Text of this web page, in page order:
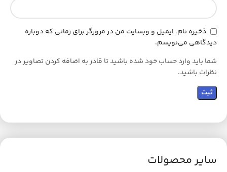
ذخیره نام، ایمیل و وبسایت من در مرورگر برای زمانی که دوباره
دیدگاهی می‌نویسم.
شما باید وارد حساب خود شده باشید تا قادر به اضافه کردن تصاویر در
نظرات باشید.
سایر محصولات